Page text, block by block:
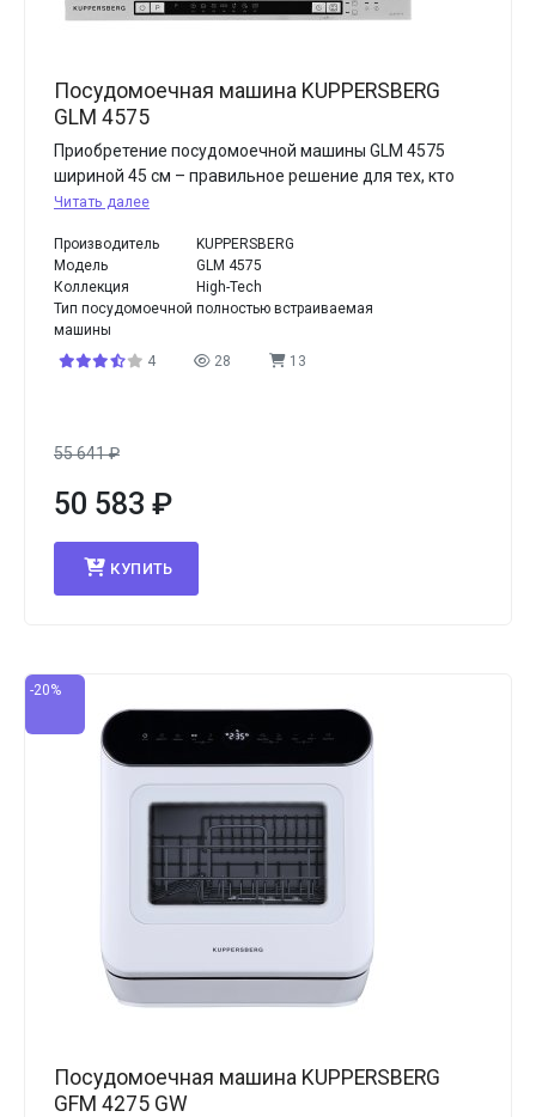
Посудомоечная машина KUPPERSBERG
GLM 4575
Приобретение посудомоечной машины GLM 4575
шириной 45 см – правильное решение для тех, кто
Читать далее
Производитель
KUPPERSBERG
Модель
GLM 4575
Коллекция
High-Tech
Тип посудомоечной
машины
полностью встраиваемая
4 28 13
55 641₽
50 583 ₽
КУПИТЬ
-20%
Посудомоечная машина KUPPERSBERG
GFM 4275 GW